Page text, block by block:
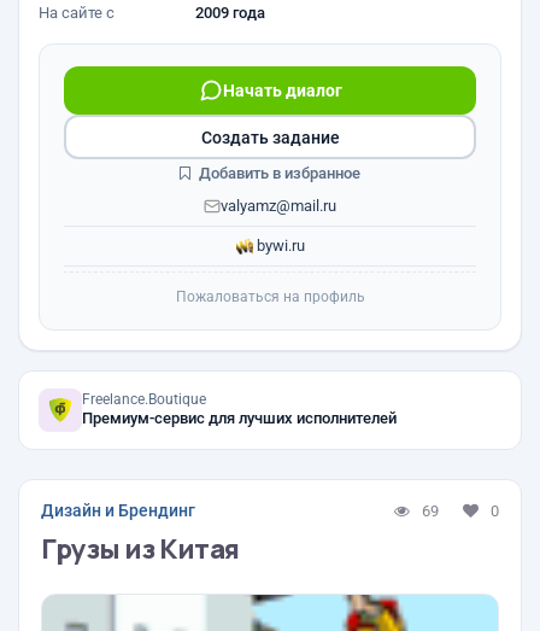
На сайте с
2009 года
Начать диалог
valyamz@mail.ru
bywi.ru
Создать задание
Добавить в избранное
Пожаловаться на профиль
Freelance.Boutique
Премиум-сервис для лучших исполнителей
Дизайн и Брендинг 69 0
Грузы из Китая